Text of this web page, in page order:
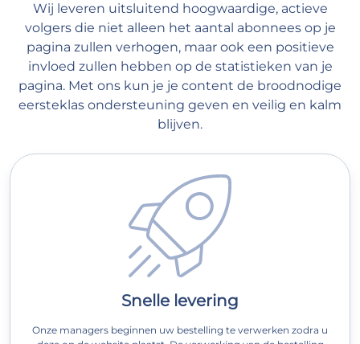
Wij leveren uitsluitend hoogwaardige, actieve
volgers die niet alleen het aantal abonnees op je
pagina zullen verhogen, maar ook een positieve
invloed zullen hebben op de statistieken van je
pagina. Met ons kun je je content de broodnodige
eersteklas ondersteuning geven en veilig en kalm
blijven.
Snelle levering
Onze managers beginnen uw bestelling te verwerken zodra u